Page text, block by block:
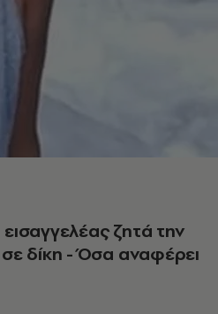
ζητά την
δίκη - Όσα αναφέρει